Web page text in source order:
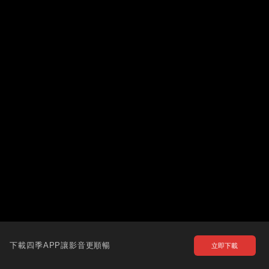
下載四季APP讓影音更順暢 立即下載